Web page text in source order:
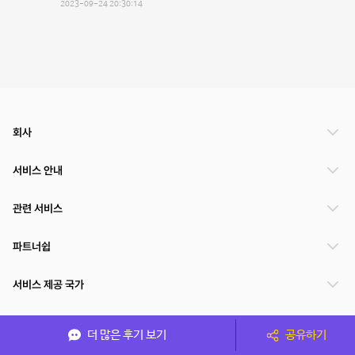
2023-09-24 20:30:14
더 많은 후기 보기 공유하기
회사
서비스 안내
관련 서비스
파트너쉽
서비스 제공 국가
(주)NSPACE 사업자정보